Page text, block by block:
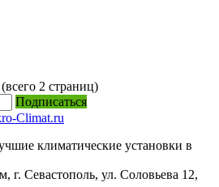
2 страниц)
Подписаться
климатические установки в
г. Севастополь, ул. Соловьева 12,